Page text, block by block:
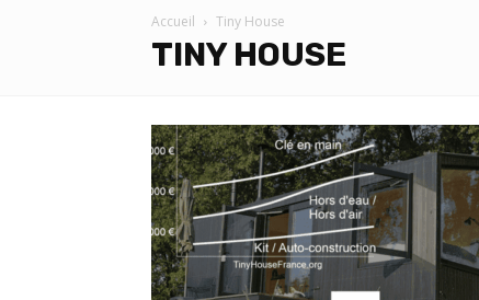
Accueil Tiny House
TINY HOUSE